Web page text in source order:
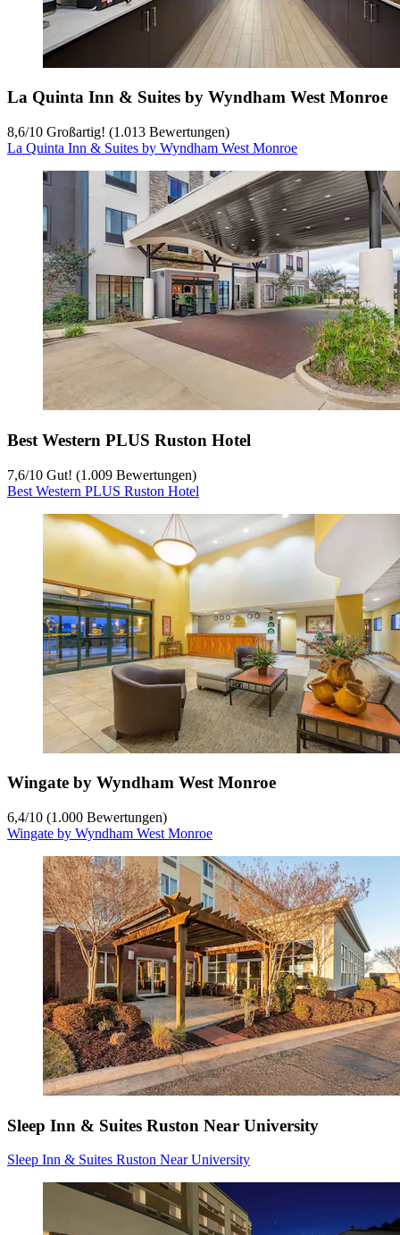
La Quinta Inn & Suites by Wyndham West Monroe
8,6/10 Großartig! (1.013 Bewertungen)
La Quinta Inn & Suites by Wyndham West Monroe
Best Western PLUS Ruston Hotel
7,6/10 Gut! (1.009 Bewertungen)
Best Western PLUS Ruston Hotel
Wingate by Wyndham West Monroe
6,4/10 (1.000 Bewertungen)
Wingate by Wyndham West Monroe
Sleep Inn & Suites Ruston Near University
Sleep Inn & Suites Ruston Near University